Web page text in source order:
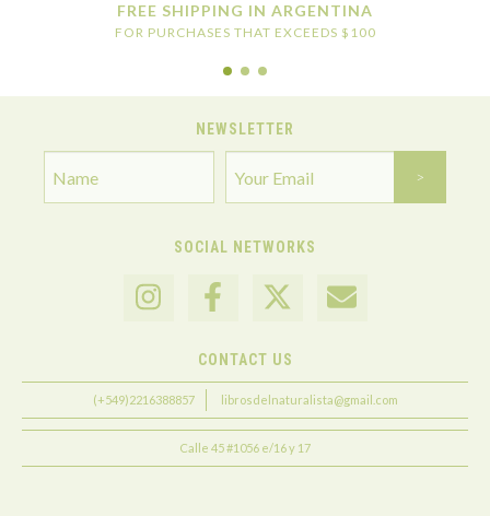
FREE SHIPPING IN ARGENTINA
FOR PURCHASES THAT EXCEEDS $100
NEWSLETTER
SOCIAL NETWORKS
CONTACT US
(+549)2216388857 librosdelnaturalista@gmail.com
Calle 45 #1056 e/16 y 17